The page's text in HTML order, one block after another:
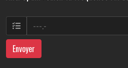
Envoyer